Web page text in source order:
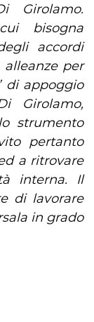
Girolamo.
bisogna
accordi
per
di appoggio
Girolamo,
strumento
pertanto
a ritrovare
interna. Il
di lavorare
in grado